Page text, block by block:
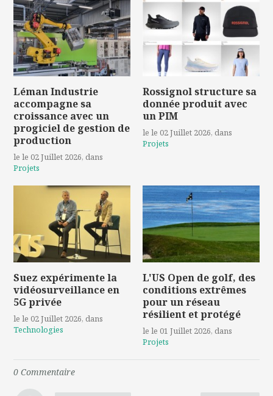
Léman Industrie
accompagne sa
croissance avec un
progiciel de gestion de
production
le le 02 Juillet 2026, dans
Projets
Rossignol structure sa
donnée produit avec
un PIM
le le 02 Juillet 2026, dans
Projets
Suez expérimente la
vidéosurveillance en
5G privée
le le 02 Juillet 2026, dans
Technologies
L'US Open de golf, des
conditions extrêmes
pour un réseau
résilient et protégé
le le 01 Juillet 2026, dans
Projets
0 Commentaire